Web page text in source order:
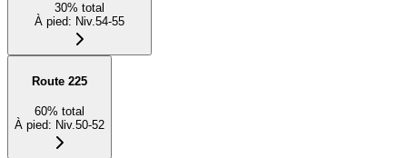
30% total
À pied: Niv.54-55
Route 225
60% total
À pied: Niv.50-52